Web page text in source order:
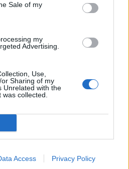
Sale of my
my
Advertising.
Use,
Sharing of my
Unrelated with the
collected.
Access Privacy Policy
si è
di Nuno
dalla zona retrocessione. Le
“Un
cause
la gara del West Ham. Contro